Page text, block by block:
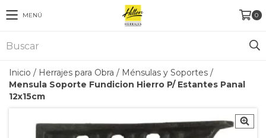
MENÚ 0
Inicio / Herrajes para Obra / Ménsulas y Soportes /
Mensula Soporte Fundicion Hierro P/ Estantes Panal
12x15cm